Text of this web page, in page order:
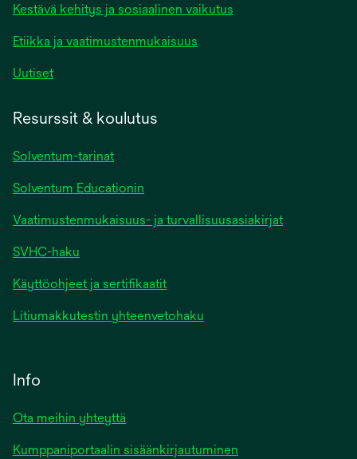
Kestävä kehitys ja sosiaalinen vaikutus
Etiikka ja vaatimustenmukaisuus
Uutiset
Resurssit & koulutus
Solventum-tarinat
Solventum Educationin
Vaatimustenmukaisuus- ja turvallisuusasiakirjat
SVHC-haku
Käyttöohjeet ja sertifikaatit
Litiumakkutestin yhteenvetohaku
Info
Ota meihin yhteyttä
Kumppaniportaalin sisäänkirjautuminen